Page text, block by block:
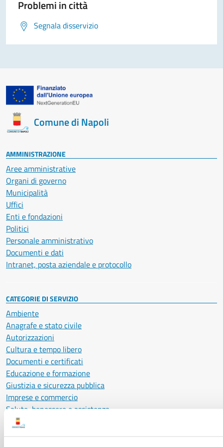
Problemi in città
Segnala disservizio
Comune di Napoli
AMMINISTRAZIONE
Aree amministrative
Organi di governo
Municipalità
Uffici
Enti e fondazioni
Politici
Personale amministrativo
Documenti e dati
Intranet, posta aziendale e protocollo
CATEGORIE DI SERVIZIO
Ambiente
Anagrafe e stato civile
Autorizzazioni
Cultura e tempo libero
Documenti e certificati
Educazione e formazione
Giustizia e sicurezza pubblica
Imprese e commercio
Salute, benessere e assistenza
Servizi Cimiteriali